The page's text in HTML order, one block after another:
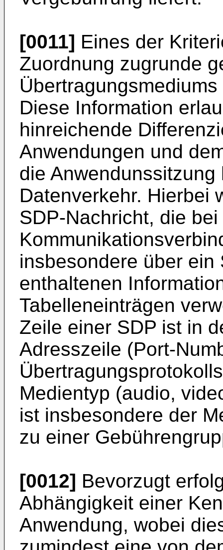
[0011] Eines der
Zuordnung zugrunde
Diese Information
hinreichende
Anwendungen und
die
Datenverkehr. Hierbei
SDP-Nachricht, die
insbesondere über
enthaltenen
Tabelleneinträgen
Zeile einer SDP ist in
Adresszeile (Port-
Medientyp (audio,
ist insbesondere der
zu einer
[0012] Bevorzugt
Abhängigkeit einer
Anwendung, wobei